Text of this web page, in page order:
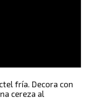
fría. Decora con
cereza al